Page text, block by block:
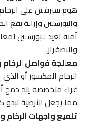
هوم سيرفس على الرخام
والبورسلين وإزالة بقع
آمنة تعيد للبورسلين
والاصفرار.
معالجة فواصل الرخام
الرخام المكسور أو الذي
غراء متخصصة يتم دمج
مما يجعل الأرضية تبدو
تلميع واجهات الرخام